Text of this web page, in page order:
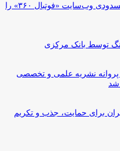
پزشکیان دستور پیگیری ماجرای مسدودی وب‌سایت «فوتبال ۳۶۰» را
توسط بانک مرکزی
پروانه نشریه علمی و تخصصی
شد
برای حمایت، جذب و تکریم